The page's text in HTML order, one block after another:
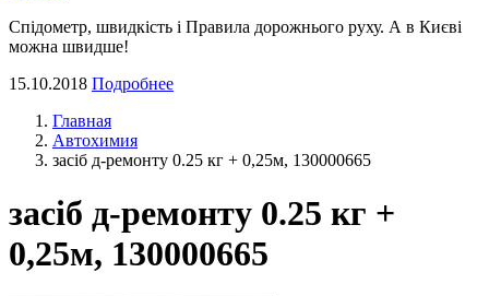
Спідометр, швидкість і Правила дорожнього руху. А в Києві
можна швидше!
15.10.2018 Подробнее
Главная
Автохимия
засіб д-ремонту 0.25 кг + 0,25м, 130000665
засіб д-ремонту 0.25 кг +
0,25м, 130000665